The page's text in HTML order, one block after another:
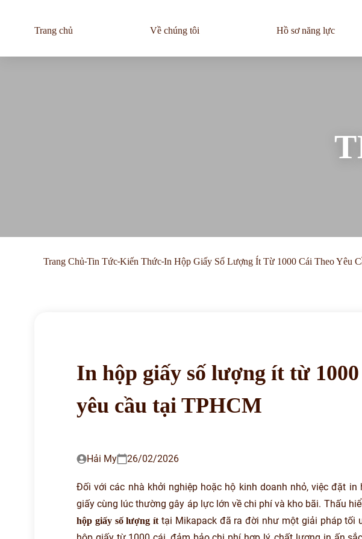
Trang chủ Về chúng tôi Hồ sơ năng lực
Trang Chủ-Tin Tức-Kiến Thức-In Hộp Giấy Số Lượng Ít Từ 1000 Cái Theo Yêu
In hộp giấy số lượng ít từ
yêu cầu tại TPHCM
Hải My 26/02/2026
Đối với các nhà khởi nghiệp hoặc hộ kinh doanh nhỏ, việc đặt in
giấy cùng lúc thường gây áp lực lớn về chi phí và kho bãi. Thấu
hộp giấy số lượng íttại Mikapack đã ra đời như một giải pháp tối